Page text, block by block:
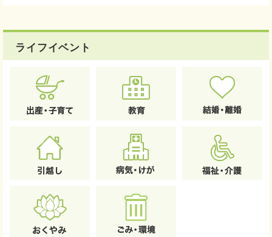
ライフイベント